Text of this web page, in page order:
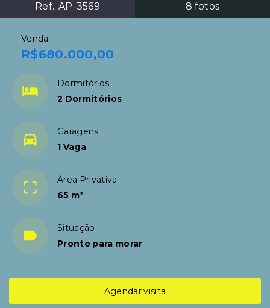
Ref.: AP-3569 8 fotos
Venda
R$680.000,00
Dormitórios
2 Dormitórios
Garagens
1 Vaga
Área Privativa
65 m²
Situação
Pronto para morar
Agendar visita